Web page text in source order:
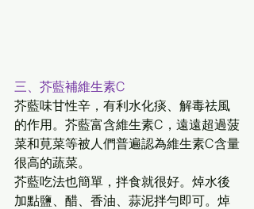
三、芥藍補維生素C
芥藍味甘性辛，有利水化痰、解毒祛風
的作用。芥藍富含維生素C，遠遠超過菠
菜和莧菜等被人們普遍認為維生素C含量
很高的蔬菜。
芥藍吃法也簡單，拌食就很好。焯水後
加點鹽、醋、香油、蒜泥拌勻即可。焯